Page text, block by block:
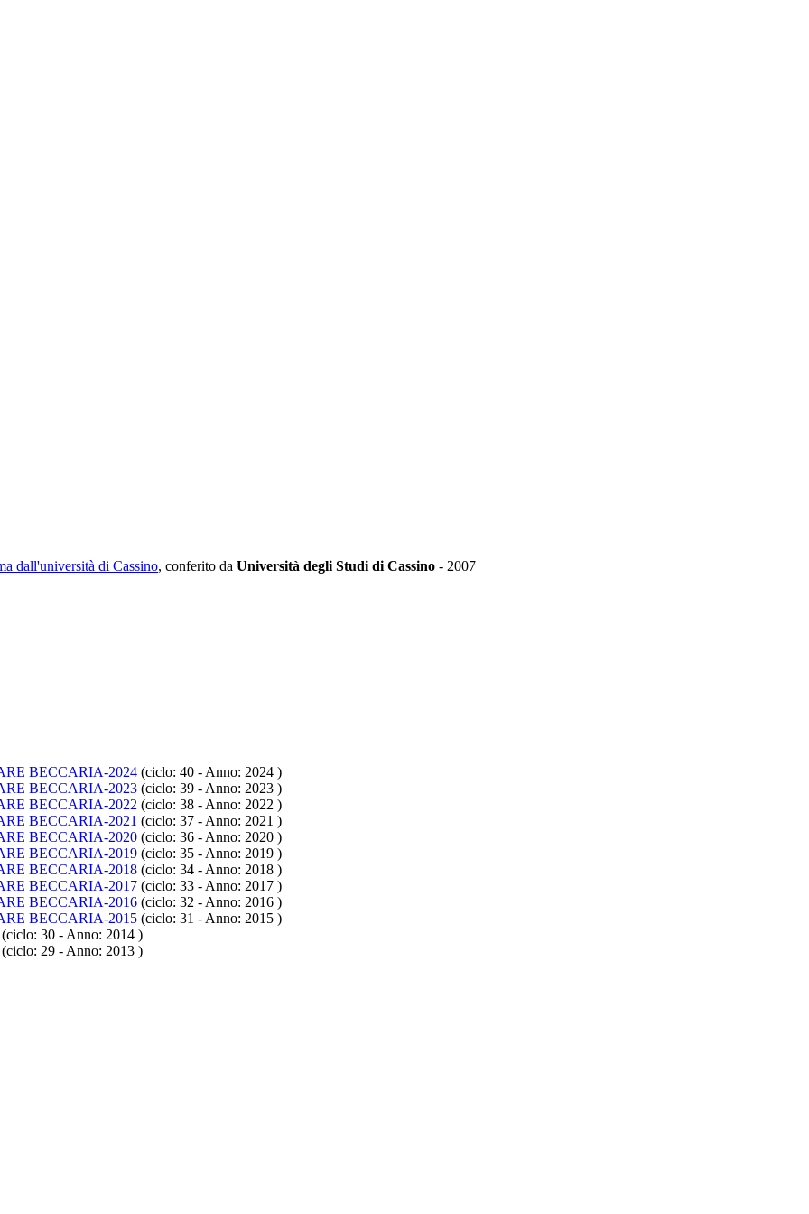
dall'università di Cassino, conferito da Università degli Studi di Cassino - 2007
BECCARIA-2024 (ciclo: 40 - Anno: 2024 )
BECCARIA-2023 (ciclo: 39 - Anno: 2023 )
BECCARIA-2022 (ciclo: 38 - Anno: 2022 )
BECCARIA-2021 (ciclo: 37 - Anno: 2021 )
BECCARIA-2020 (ciclo: 36 - Anno: 2020 )
BECCARIA-2019 (ciclo: 35 - Anno: 2019 )
BECCARIA-2018 (ciclo: 34 - Anno: 2018 )
BECCARIA-2017 (ciclo: 33 - Anno: 2017 )
BECCARIA-2016 (ciclo: 32 - Anno: 2016 )
BECCARIA-2015 (ciclo: 31 - Anno: 2015 )
30 - Anno: 2014 )
29 - Anno: 2013 )